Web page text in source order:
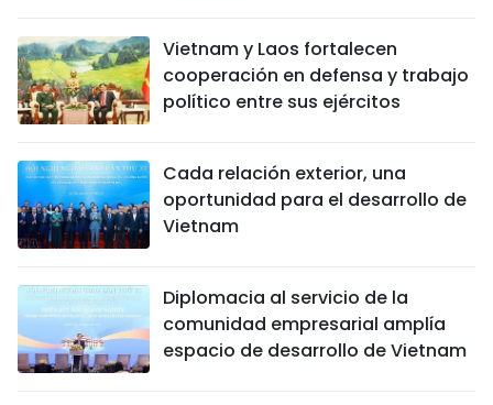
Vietnam y Laos fortalecen
cooperación en defensa y trabajo
político entre sus ejércitos
Cada relación exterior, una
oportunidad para el desarrollo de
Vietnam
Diplomacia al servicio de la
comunidad empresarial amplía
espacio de desarrollo de Vietnam